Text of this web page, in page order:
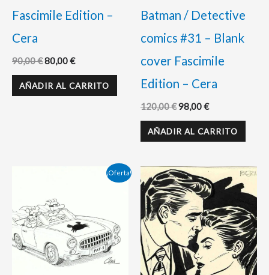
Fascimile Edition –
Cera
90,00€80,00€
AÑADIR AL CARRITO
Batman / Detective
comics #31 – Blank
cover Fascimile
Edition – Cera
120,00€98,00€
AÑADIR AL CARRITO
¡Oferta!
era:
80,00 €.65,00 €.